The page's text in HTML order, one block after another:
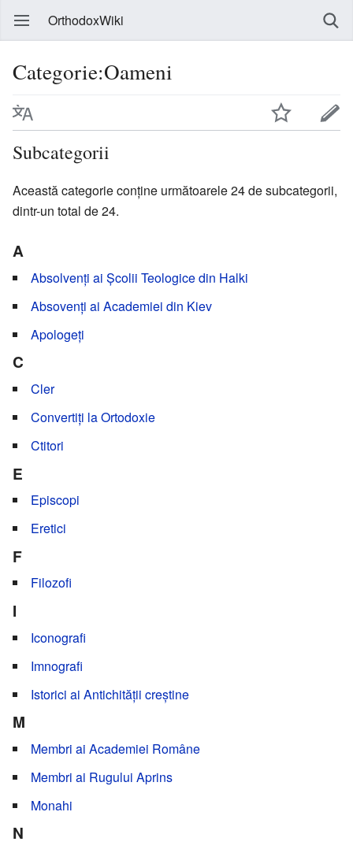
OrthodoxWiki
Categorie:Oameni
Subcategorii
Această categorie conține următoarele 24 de subcategorii,
dintr-un total de 24.
A
Absolvenți ai Școlii Teologice din Halki
Absovenți ai Academiei din Kiev
Apologeți
C
Cler
Convertiți la Ortodoxie
Ctitori
E
Episcopi
Eretici
F
Filozofi
I
Iconografi
Imnografi
Istorici ai Antichității creștine
M
Membri ai Academiei Române
Membri ai Rugului Aprins
Monahi
N